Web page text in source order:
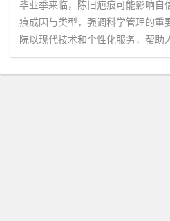
毕业季来临，陈旧疤痕可能影响自
痕成因与类型，强调科学管理的重
院以现代技术和个性化服务，帮助